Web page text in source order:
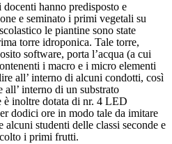
docenti hanno predisposto e
e seminato i primi vegetali su
le piantine sono state
torre idroponica. Tale torre,
software, porta l’acqua (a cui
i macro e i micro elementi
all’ interno di alcuni condotti, così
all’ interno di un substrato
è inoltre dotata di nr. 4 LED
dodici ore in modo tale da imitare
studenti delle classi seconde e
i primi frutti.